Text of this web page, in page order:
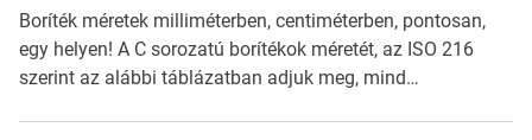
zajlik a saját címke készítése. Hogyan készítsünk címkét?
Válasszon méretet és alakot: Válassza ki a kívánt címke
méretét. Akár néhány […]
Boríték méretek milliméterben, centiméterben, pontosan,
egy helyen! A C sorozatú borítékok méretét, az ISO 216
szerint az alábbi táblázatban adjuk meg, mind